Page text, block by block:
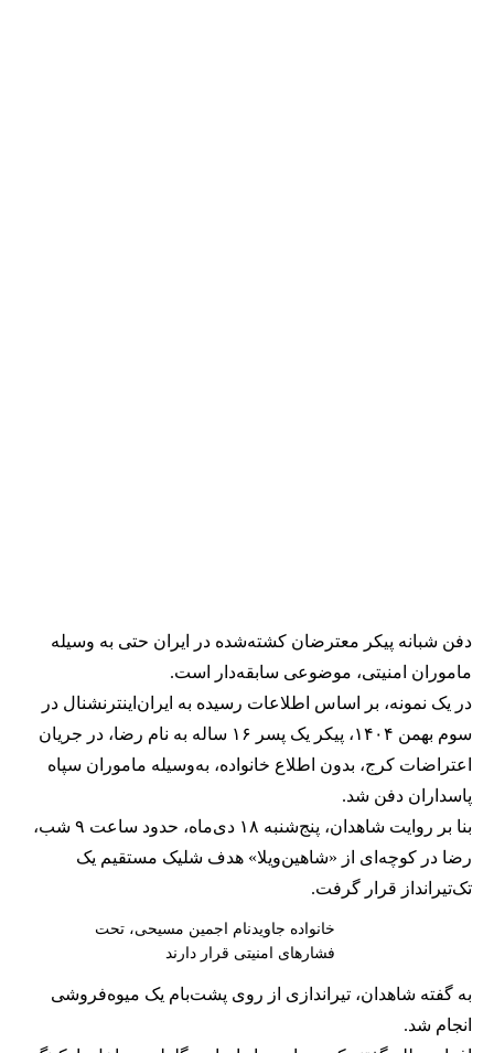
دفن شبانه پیکر معترضان کشته‌شده در ایران حتی به وسیله
ماموران امنیتی، موضوعی سابقه‌دار است.
در یک نمونه، بر اساس اطلاعات رسیده به ایران‌اینترنشنال در
سوم بهمن ۱۴۰۴، پیکر یک پسر ۱۶ ساله به نام رضا، در جریان
اعتراضات کرج، بدون اطلاع خانواده، به‌وسیله ماموران سپاه
پاسداران دفن شد.
بنا بر روایت شاهدان، پنج‌شنبه ۱۸ دی‌ماه، حدود ساعت ۹ شب،
رضا در کوچه‌ای از «شاهین‌ویلا» هدف شلیک مستقیم یک
تک‌تیرانداز قرار گرفت.
خانواده جاویدنام اجمین مسیحی، تحت
فشارهای امنیتی قرار دارند
به گفته شاهدان، تیراندازی از روی پشت‌بام یک میوه‌فروشی
انجام شد.